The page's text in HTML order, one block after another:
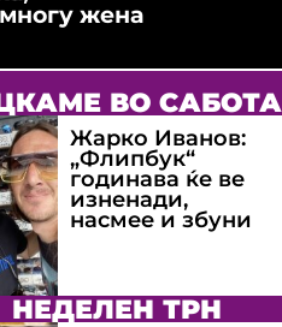
жена
ВО САБОТА
Жарко Иванов:
„Флипбук“
годинава ќе ве
изненади,
насмее и збуни
НЕДЕЛЕН ТРН